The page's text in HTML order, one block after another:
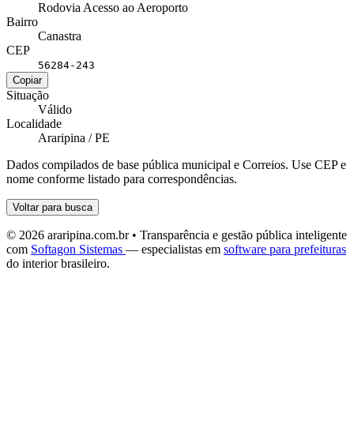
Rodovia Acesso ao Aeroporto
Bairro
Canastra
CEP
56284-243
Copiar
Situação
Válido
Localidade
Araripina / PE
Dados compilados de base pública municipal e Correios. Use CEP e
nome conforme listado para correspondências.
Voltar para busca
© 2026 araripina.com.br • Transparência e gestão pública inteligente
com Softagon Sistemas — especialistas em software para prefeituras
do interior brasileiro.